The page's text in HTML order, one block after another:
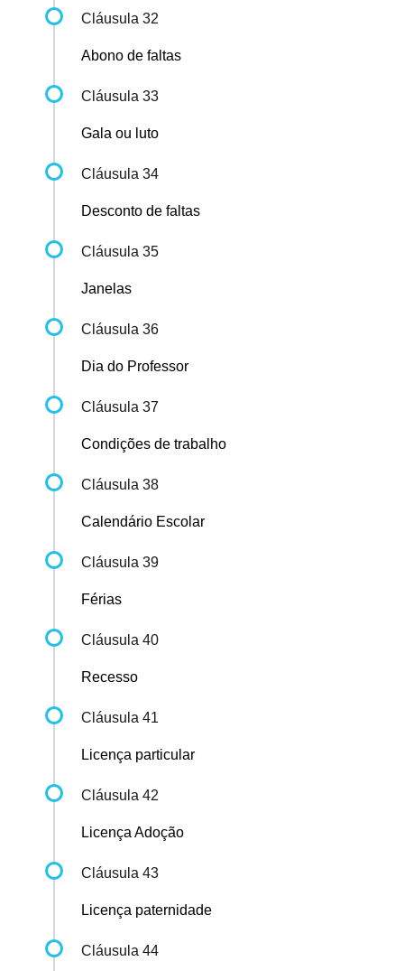
Cláusula 32
Abono de faltas
Cláusula 33
Gala ou luto
Cláusula 34
Desconto de faltas
Cláusula 35
Janelas
Cláusula 36
Dia do Professor
Cláusula 37
Condições de trabalho
Cláusula 38
Calendário Escolar
Cláusula 39
Férias
Cláusula 40
Recesso
Cláusula 41
Licença particular
Cláusula 42
Licença Adoção
Cláusula 43
Licença paternidade
Cláusula 44